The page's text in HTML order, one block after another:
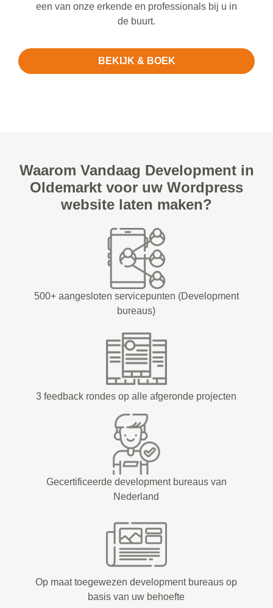
een van onze erkende en professionals bij u in
de buurt.
BEKIJK & BOEK
Waarom Vandaag Development in
Oldemarkt voor uw Wordpress
website laten maken?
500+ aangesloten servicepunten (Development
bureaus)
3 feedback rondes op alle afgeronde projecten
Gecertificeerde development bureaus van
Nederland
Op maat toegewezen development bureaus op
basis van uw behoefte